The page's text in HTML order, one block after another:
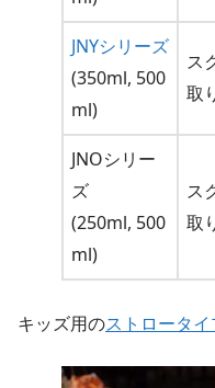
JNYシリーズ
(350ml, 500
ml)
ス
取
JNOシリー
ズ
(250ml, 500
ml)
ス
取
キッズ用のストロータイ